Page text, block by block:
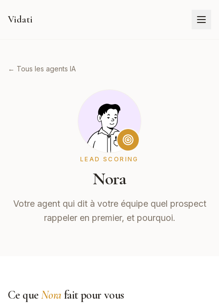
Vidati
← Tous les agents IA
LEAD SCORING
Nora
Votre agent qui dit à votre équipe quel prospect
rappeler en premier, et pourquoi.
Ce queNora fait pour vous